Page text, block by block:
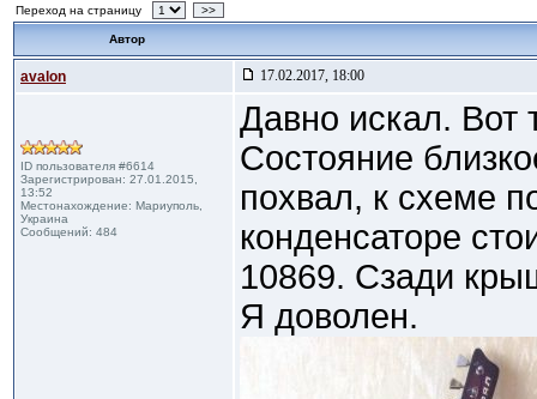
Переход на страницу >>
Автор
avalon 17.02.2017, 18:00
ID пользователя #6614
Зарегистрирован: 27.01.2015,
13:52
Местонахождение: Мариуполь,
Украина
Сообщений: 484
Давно искал. Вот
Состояние
похвал, к схеме
конденсаторе
10869. Сзади
Я доволен.